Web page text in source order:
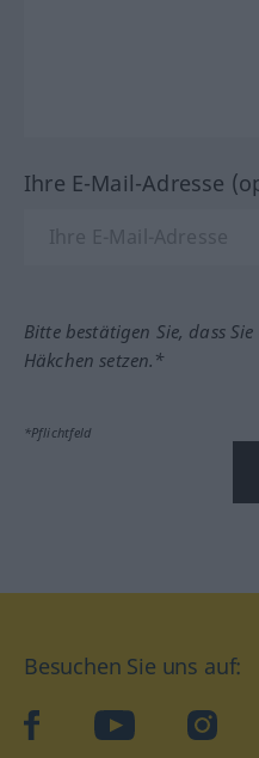
Ihre E-Mail-Adresse
Bitte bestätigen Sie, dass
Häkchen setzen.*
*Pflichtfeld
Besuchen Sie uns auf:
facebookYouTube